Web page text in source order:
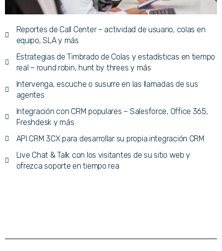
Reportes de Call Center – actividad de usuario, colas en
equipo, SLA y más
Estrategias de Timbrado de Colas y estadísticas en tiempo
real – round robin, hunt by threes y más
Intervenga, escuche o susurre en las llamadas de sus
agentes
Integración con CRM populares – Salesforce, Office 365,
Freshdesk y más
API CRM 3CX para desarrollar su propia integración CRM
Live Chat & Talk con los visitantes de su sitio web y
ofrezca soporte en tiempo rea